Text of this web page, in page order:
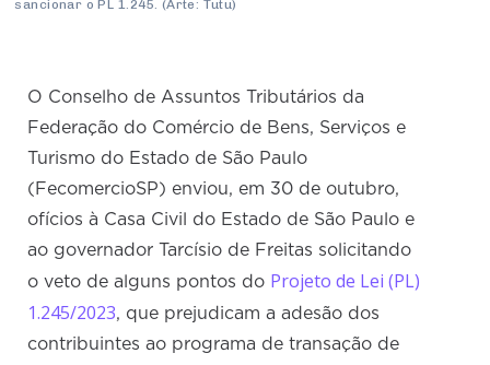
sancionar o PL 1.245. (Arte: Tutu)
O Conselho de Assuntos Tributários da
Federação do Comércio de Bens, Serviços e
Turismo do Estado de São Paulo
(FecomercioSP) enviou, em 30 de outubro,
ofícios à Casa Civil do Estado de São Paulo e
ao governador Tarcísio de Freitas solicitando
o veto de alguns pontos do Projeto de Lei (PL)
1.245/2023, que prejudicam a adesão dos
contribuintes ao programa de transação de